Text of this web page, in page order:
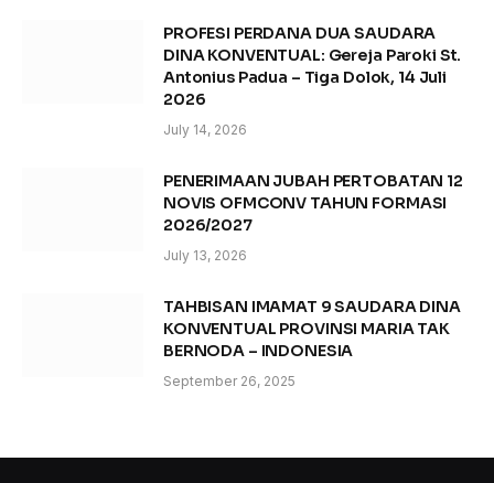
PROFESI PERDANA DUA SAUDARA
DINA KONVENTUAL: Gereja Paroki St.
Antonius Padua – Tiga Dolok, 14 Juli
2026
July 14, 2026
PENERIMAAN JUBAH PERTOBATAN 12
NOVIS OFMCONV TAHUN FORMASI
2026/2027
July 13, 2026
TAHBISAN IMAMAT 9 SAUDARA DINA
KONVENTUAL PROVINSI MARIA TAK
BERNODA – INDONESIA
September 26, 2025